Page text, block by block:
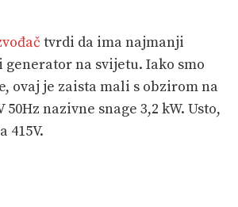
tvrdi da ima najmanji
na svijetu. Iako smo
ovaj je zaista mali s obzirom na
50Hz nazivne snage 3,2 kW. Usto,
415V.